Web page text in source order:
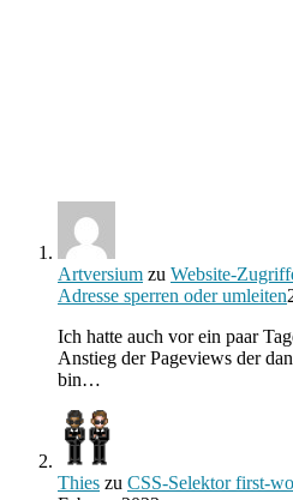
Artversium zu Website-
Adresse sperren oder umleiten
Ich hatte auch vor ein paar
Anstieg der Pageviews der
bin…
Thies zu CSS-Selektor first-